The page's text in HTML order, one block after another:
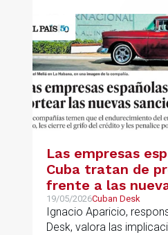
Las empresas
Cuba tratan de
frente a las
sanciones
prepara Estados
19/05/2026Cuban Desk
Ignacio Aparicio,
Desk, valora las